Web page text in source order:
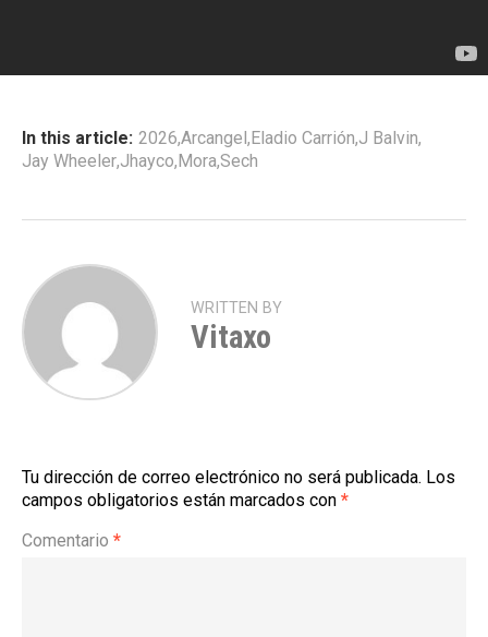
In this article: 2026,Arcangel,Eladio Carrión,J Balvin,
Jay Wheeler,Jhayco,Mora,Sech
WRITTEN BY
Vitaxo
Tu dirección de correo electrónico no será publicada. Los
campos obligatorios están marcados con *
Comentario *